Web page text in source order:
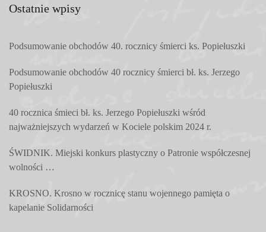
Ostatnie wpisy
Podsumowanie obchodów 40. rocznicy śmierci ks. Popiełuszki
Podsumowanie obchodów 40 rocznicy śmierci bł. ks. Jerzego
Popiełuszki
40 rocznica śmieci bł. ks. Jerzego Popiełuszki wśród
najważniejszych wydarzeń w Kociele polskim 2024 r.
ŚWIDNIK. Miejski konkurs plastyczny o Patronie współczesnej
wolności …
KROSNO. Krosno w rocznicę stanu wojennego pamięta o
kapelanie Solidarności